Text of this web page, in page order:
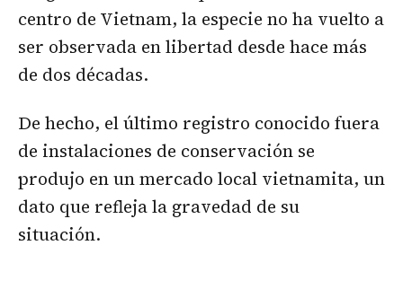
centro de Vietnam, la especie no ha vuelto a
ser observada en libertad desde hace más
de dos décadas.
De hecho, el último registro conocido fuera
de instalaciones de conservación se
produjo en un mercado local vietnamita, un
dato que refleja la gravedad de su
situación.